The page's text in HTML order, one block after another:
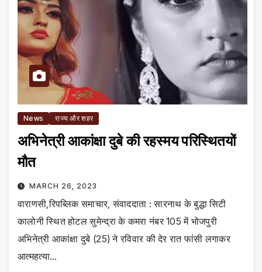
News राज्य और शहर
अभिनेत्री आकांक्षा दुबे की रहस्मय परिस्थितयों
मौत
MARCH 26, 2023
वाराणसी,रिपब्लिक समाचार, संवाददाता : सारनाथ के बुद्धा सिटी
कालोनी स्थित होटल सुमेन्द्रा के कमरा नंबर 105 में भोजपुरी
अभिनेत्री आकांक्षा दुबे (25) ने रविवार की देर रात फांसी लगाकर
आत्महत्या…